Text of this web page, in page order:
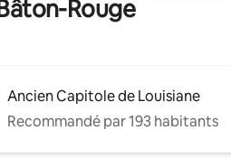
Rouge
Ancien Capitole de Louisiane
Recommandé par 193 habitants